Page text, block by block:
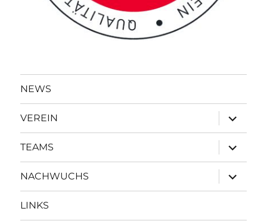
NEWS
VEREIN
öffnen
TEAMS
öffnen
NACHWUCHS
öffnen
LINKS